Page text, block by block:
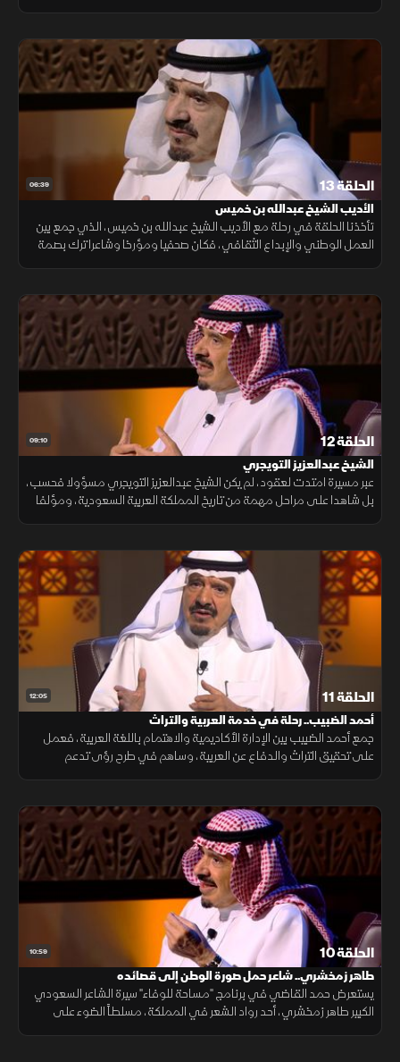
06:39 الحلقة 13
الأديب الشيخ عبدالله بن خميس
تأخذنا الحلقة في رحلة مع الأديب الشيخ عبدالله بن خميس، الذي جمع بين
العمل الوطني والإبداع الثقافي، فكان صحفيا ومؤرخا وشاعرا ترك بصمة
09:10 الحلقة 12
الشيخ عبدالعزيز التويجري
عبر مسيرة امتدت لعقود، لم يكن الشيخ عبدالعزيز التويجري مسؤولا فحسب،
بل شاهدا على مراحل مهمة من تاريخ المملكة العربية السعودية، ومؤلفا
12:05 الحلقة 11
أحمد الضبيب.. رحلة في خدمة العربية والتراث
جمع أحمد الضبيب بين الإدارة الأكاديمية والاهتمام باللغة العربية، فعمل
على تحقيق التراث والدفاع عن العربية، وساهم في طرح رؤى تدعم
10:59 الحلقة 10
طاهر زمخشري.. شاعر حمل صورة الوطن إلى قصائده
يستعرض حمد القاضي في برنامج "مساحة للوفاء" سيرة الشاعر السعودي
الكبير طاهر زمخشري، أحد رواد الشعر في المملكة، مسلطاً الضوء على